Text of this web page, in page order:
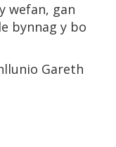
wefan, gan
bynnag y bo
Gareth